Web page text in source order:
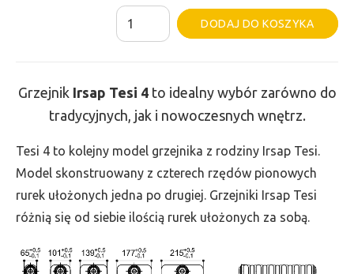
ilość
Grzejnik
wys.
300,
szer.
135,
126
DODAJ DO KOSZYKA
Grzejnik Irsap Tesi 4to idealny wybór zarówno do
tradycyjnych, jak i nowoczesnych wnętrz.
Tesi 4 to kolejny model grzejnika z rodziny Irsap Tesi.
Model skonstruowany z czterech rzędów pionowych
rurek ułożonych jedna po drugiej. Grzejniki Irsap Tesi
różnią się od siebie ilością rurek ułożonych za sobą.